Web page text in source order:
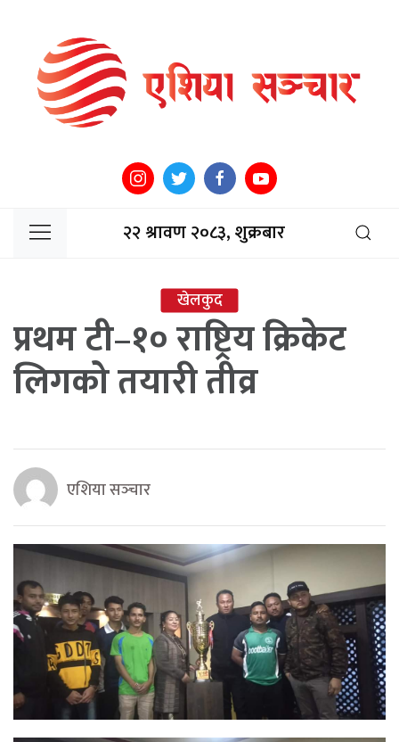
२२ श्रावण २०८३, शुक्रबार
खेलकुद
प्रथम टी–१० राष्ट्रिय क्रिकेट
लिगको तयारी तीव्र
एशिया सञ्‍चार